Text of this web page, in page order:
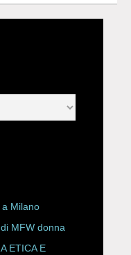
a Milano
MFW donna
ETICA E